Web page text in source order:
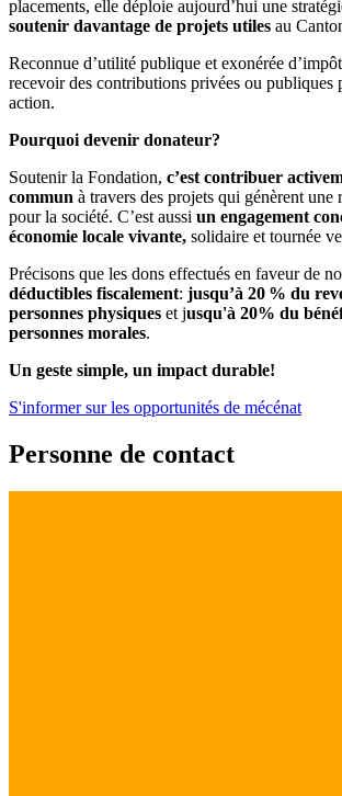
placements, elle déploie aujourd’hui une
soutenir davantage de projets utiles au
Reconnue d’utilité publique et exonérée
recevoir des contributions privées ou publiques
action.
Pourquoi devenir donateur?
Soutenir la Fondation, c’est contribuer
commun à travers des projets qui génèrent une
pour la société. C’est aussi un engagement
économie locale vivante, solidaire et tournée
Précisons que les dons effectués en faveur de
déductibles fiscalement: jusqu’à 20 % du
personnes physiques et jusqu'à 20% du
personnes morales.
Un geste simple, un impact durable!
S'informer sur les opportunités de mécénat
Personne de contact